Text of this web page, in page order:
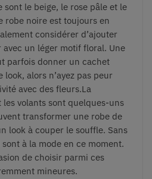
sont le beige, le rose pâle et le
robe noire est toujours en
considérer d’ajouter
un léger motif floral. Une
parfois donner un cachet
alors n’ayez pas peur
avec des fleurs.La
volants sont quelques-uns
transformer une robe de
look à couper le souffle. Sans
à la mode en ce moment.
de choisir parmi ces
mineures.